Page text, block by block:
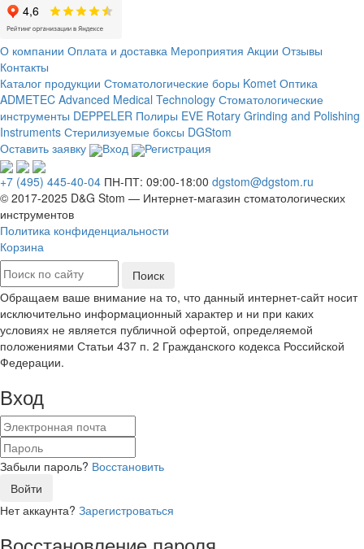
О компании Оплата и доставка Мероприятия Акции Отзывы
Контакты
Каталог продукции Стоматологические боры Komet Оптика
ADMETEC Advanced Medical Technology Стоматологические
инструменты DEPPELER Полиры EVE Rotary Grinding and Polishing
Instruments Стерилизуемые боксы DGStom
Оставить заявку
Вход Регистрация
+7 (495) 445-40-04 ПН-ПТ: 09:00-18:00 dgstom@dgstom.ru
© 2017-2025 D&G Stom — Интернет-магазин стоматологических
инструментов
Политика конфиденциальности
Корзина
Обращаем ваше внимание на то, что данный интернет-сайт носит
исключительно информационный характер и ни при каких
условиях не является публичной офертой, определяемой
положениями Статьи 437 п. 2 Гражданского кодекса Российской
Федерации.
Вход
Забыли пароль? Восстановить
Войти
Нет аккаунта? Зарегистроваться